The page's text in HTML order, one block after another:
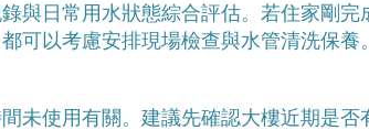
與日常用水狀態綜合評估。若住家剛
可以考慮安排現場檢查與水管清洗保養。
未使用有關。建議先確認大樓近期是否